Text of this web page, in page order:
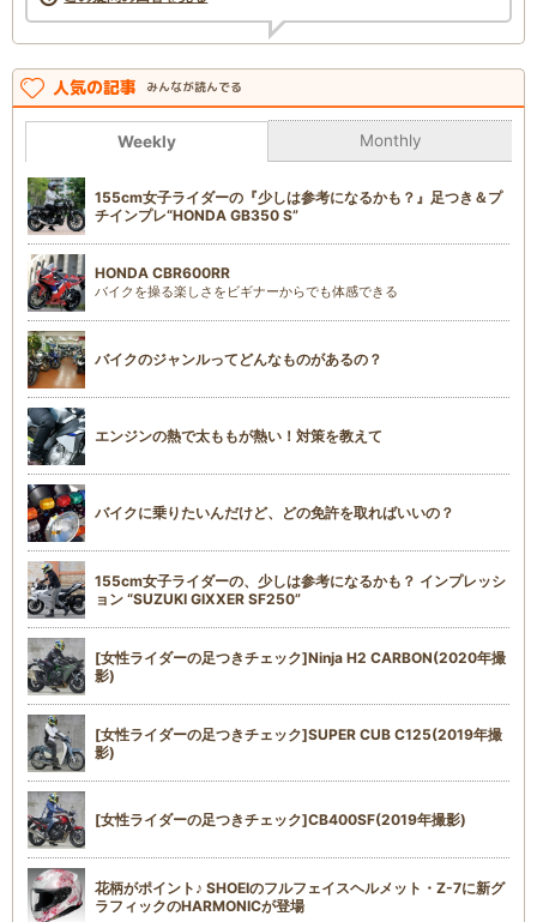
人気の記事 みんなが読んでる
Weekly Monthly
155cm女子ライダーの『少しは参考になるかも？』足つき＆プ
チインプレ“HONDA GB350 S”
HONDA CBR600RR
バイクを操る楽しさをビギナーからでも体感できる
バイクのジャンルってどんなものがあるの？
エンジンの熱で太ももが熱い！対策を教えて
バイクに乗りたいんだけど、どの免許を取ればいいの？
155cm女子ライダーの、少しは参考になるかも？ インプレッシ
ョン “SUZUKI GIXXER SF250”
[女性ライダーの足つきチェック]Ninja H2 CARBON(2020年撮
影)
[女性ライダーの足つきチェック]SUPER CUB C125(2019年撮
影)
[女性ライダーの足つきチェック]CB400SF(2019年撮影)
花柄がポイント♪ SHOEIのフルフェイスヘルメット・Z-7に新グ
ラフィックのHARMONICが登場